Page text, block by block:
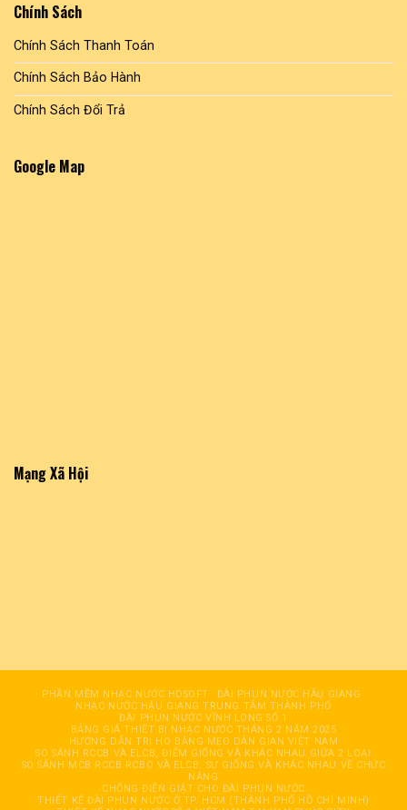
Chính Sách
Chính Sách Thanh Toán
Chính Sách Bảo Hành
Chính Sách Đổi Trả
Google Map
Mạng Xã Hội
PHẦN MỀM NHẠC NƯỚC HDSOFT
ĐÀI PHUN NƯỚC HÂỤ GIANG
NHẠC NƯỚC HẬU GIANG TRUNG TÂM THÀNH PHỐ
ĐÀI PHUN NƯỚC VĨNH LONG SỐ 1
BẢNG GIÁ THIẾT BỊ NHẠC NƯỚC THÁNG 2 NĂM 2025
HƯỚNG DẪN TRỊ HO BẰNG MẸO DÂN GIAN VIỆT NAM
SO SÁNH RCCB VÀ ELCB, ĐIỂM GIỐNG VÀ KHÁC NHAU GIỮA 2 LOẠI
SO SÁNH MCB RCCB RCBO VÀ ELCB: SỰ GIỐNG VÀ KHÁC NHAU VỀ CHỨC
NĂNG
CHỐNG ĐIỆN GIẬT CHO ĐÀI PHUN NƯỚC
THIẾT KẾ ĐÀI PHUN NƯỚC Ở TP. HCM (THÀNH PHỐ HỒ CHÍ MINH)